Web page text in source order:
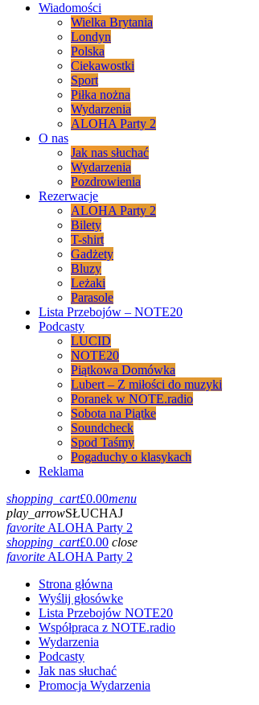
Wiadomości
Wielka Brytania
Londyn
Polska
Ciekawostki
Sport
Piłka nożna
Wydarzenia
ALOHA Party 2
O nas
Jak nas słuchać
Wydarzenia
Pozdrowienia
Rezerwacje
ALOHA Party 2
Bilety
T-shirt
Gadżety
Bluzy
Leżaki
Parasole
Lista Przebojów – NOTE20
Podcasty
LUCID
NOTE20
Piątkowa Domówka
Lubert – Z miłości do muzyki
Poranek w NOTE.radio
Sobota na Piątke
Soundcheck
Spod Taśmy
Pogaduchy o klasykach
Reklama
shopping_cart£0.00menu
play_arrowSŁUCHAJ
favoriteALOHA Party 2
shopping_cart£0.00 close
favoriteALOHA Party 2
Strona główna
Wyślij głosówke
Lista Przebojów NOTE20
Współpraca z NOTE.radio
Wydarzenia
Podcasty
Jak nas słuchać
Promocja Wydarzenia